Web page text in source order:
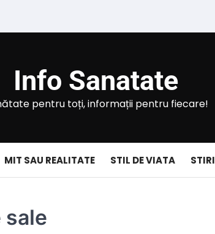
Info Sanatate
pentru toți, informații pentru fiecare!
MIT SAU REALITATE STIL DE VIATA STIRI
sale